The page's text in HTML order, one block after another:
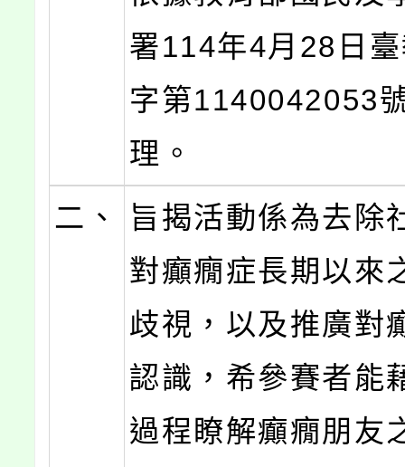
署114年4月28日
字第1140042053
理。
二、
旨揭活動係為去除
對癲癇症長期以來
歧視，以及推廣對
認識，希參賽者能
過程瞭解癲癇朋友